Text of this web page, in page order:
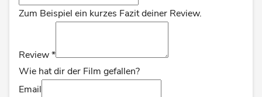
Zum Beispiel ein kurzes Fazit deiner Review.
Review*
Wie hat dir der Film gefallen?
Email